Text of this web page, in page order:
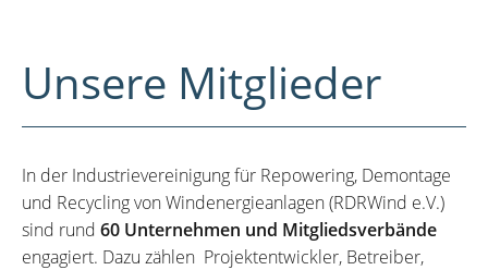
Unsere Mitglieder
In der Industrievereinigung für Repowering, Demontage
und Recycling von Windenergieanlagen (RDRWind e.V.)
sind rund 60 Unternehmen und Mitgliedsverbände
engagiert. Dazu zählen Projektentwickler, Betreiber,